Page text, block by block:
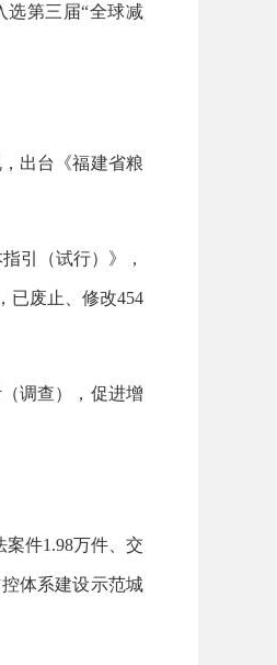
选第三届“全球减
出台《福建省粮
引（试行）》，
已废止、修改454
调查），促进增
件1.98万件、交
体系建设示范城